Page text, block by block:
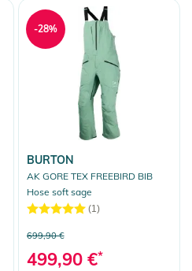
BURTON
AK GORE TEX FREEBIRD BIB
Hose soft sage
(1)
699,90 €
499,90 €*
-28%